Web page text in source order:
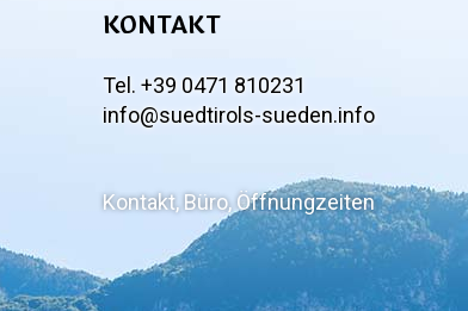
KONTAKT
Tel. +39 0471 810231
info@suedtirols-sueden.info
Kontakt, Büro, Öffnungzeiten